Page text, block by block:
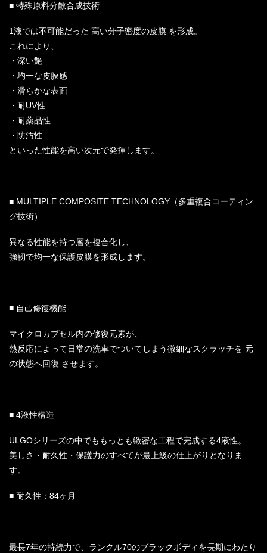
■ 特殊原料分散合成技術
1液では不可能だった 高い分子密度の皮膜 を形成。
これにより、
・深い艶
・均一な皮膜感
・滑らかな表面
・耐UV性
・耐薬品性
・防汚性
といった性能を高い次元で発揮します。
■ MULTIPLE COMPOSITE TECHNOLOGY（多重複合コーティン
グ技術）
異なる性能を持つ層を複合化し、
強靭で均一な保護皮膜を形成します。
■ 自己修復機能
マイクロカプセル内の修復元素が、
熱反応によって日常の洗車でついてしまう微細なスクラッチを 元
の状態へ回復 させます。
■ 4液性構造
ULGOシリーズの中でももっとも緻密な工程で完成する4液性。
美しさ・耐久性・保護力のすべてが最上級の仕上がりとなりま
す。
■ 耐久性：84ヶ月
最長7年の持続力で、ランクル70のブラックボディを長期にわたり